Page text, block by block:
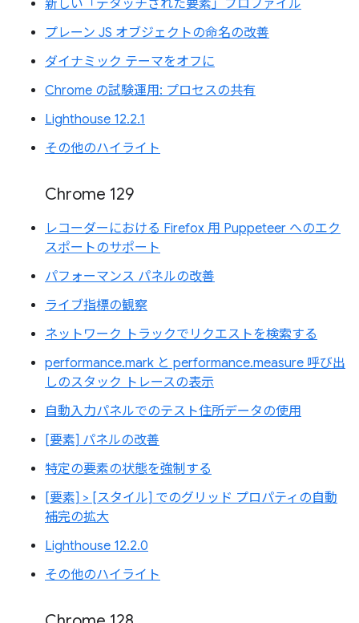
新しい「デタッチされた要素」プロファイル
プレーン JS オブジェクトの命名の改善
ダイナミック テーマをオフに
Chrome の試験運用: プロセスの共有
Lighthouse 12.2.1
その他のハイライト
Chrome 129
レコーダーにおける Firefox 用 Puppeteer へのエク
スポートのサポート
パフォーマンス パネルの改善
ライブ指標の観察
ネットワーク トラックでリクエストを検索する
performance.mark と performance.measure 呼び出
しのスタック トレースの表示
自動入力パネルでのテスト住所データの使用
[要素] パネルの改善
特定の要素の状態を強制する
[要素] > [スタイル] でのグリッド プロパティの自動
補完の拡大
Lighthouse 12.2.0
その他のハイライト